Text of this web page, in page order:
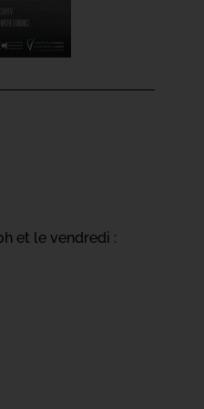
et le vendredi :